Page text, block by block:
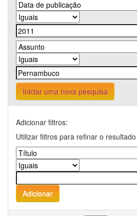
Iniciar uma nova pesquisa
Adicionar filtros:
Utilizar filtros para refinar o